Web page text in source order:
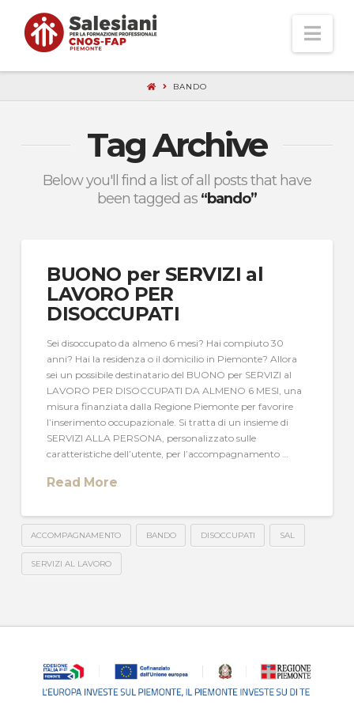
BANDO
Tag Archive
Below you'll find a list of all posts that have
been tagged as “bando”
BUONO per SERVIZI al
LAVORO PER
DISOCCUPATI
Sei disoccupato da almeno 6 mesi? Hai compiuto 30
anni? Hai la residenza o il domicilio in Piemonte? Allora
sei un possibile destinatario del BUONO per SERVIZI al
LAVORO PER DISOCCUPATI DA ALMENO 6 MESI, una
misura finanziata dalla Regione Piemonte per favorire
l’inserimento occupazionale. Si tratta di un insieme di
SERVIZI ALLA PERSONA, personalizzato sulle
caratteristiche dell’utente, per l’accompagnamento …
Read More
ACCOMPAGNAMENTO BANDO DISOCCUPATI SAL
SERVIZI AL LAVORO